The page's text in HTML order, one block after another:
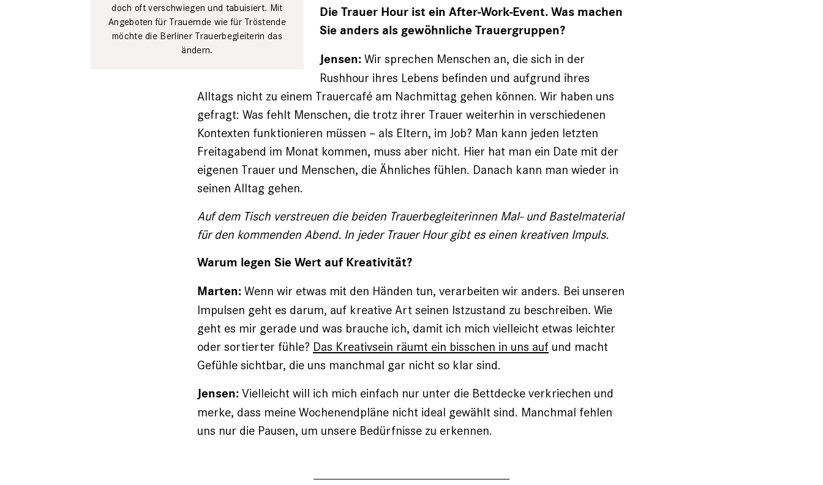
doch oft verschwiegen und tabuisiert. Mit
Angeboten für Trauernde wie für Tröstende
möchte die Berliner Trauerbegleiterin das
ändern.
Die Trauer Hour ist ein After-Work-Event. Was machen
Sie anders als gewöhnliche Trauergruppen?
Jensen:Wir sprechen Menschen an, die sich in der
Rushhour ihres Lebens befinden und aufgrund ihres
Alltags nicht zu einem Trauercafé am Nachmittag gehen können. Wir haben uns
gefragt: Was fehlt Menschen, die trotz ihrer Trauer weiterhin in verschiedenen
Kontexten funktionieren müssen – als Eltern, im Job? Man kann jeden letzten
Freitagabend im Monat kommen, muss aber nicht. Hier hat man ein Date mit der
eigenen Trauer und Menschen, die Ähnliches fühlen. Danach kann man wieder in
seinen Alltag gehen.
Auf dem Tisch verstreuen die beiden Trauerbegleiterinnen Mal- und Bastelmaterial
für den kommenden Abend. In jeder Trauer Hour gibt es einen kreativen Impuls.
Warum legen Sie Wert auf Kreativität?
Marten:Wenn wir etwas mit den Händen tun, verarbeiten wir anders. Bei unseren
Impulsen geht es darum, auf kreative Art seinen Istzustand zu beschreiben. Wie
geht es mir gerade und was brauche ich, damit ich mich vielleicht etwas leichter
oder sortierter fühle? Das Kreativsein räumt ein bisschen in uns auf und macht
Gefühle sichtbar, die uns manchmal gar nicht so klar sind.
Jensen:Vielleicht will ich mich einfach nur unter die Bettdecke verkriechen und
merke, dass meine Wochenendpläne nicht ideal gewählt sind. Manchmal fehlen
uns nur die Pausen, um unsere Bedürfnisse zu erkennen.